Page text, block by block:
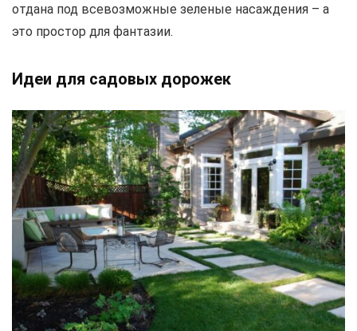
отдана под всевозможные зеленые насаждения – а
это простор для фантазии.
Идеи для садовых дорожек